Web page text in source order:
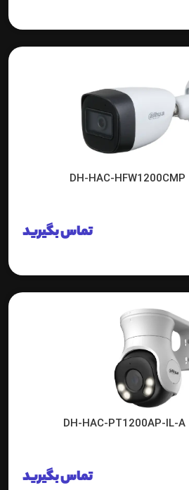
تماس بگیرید
تماس بگیرید